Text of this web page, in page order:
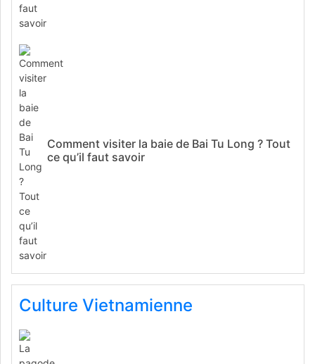
Comment visiter la baie de Bai Tu Long ? Tout
ce qu’il faut savoir
Culture Vietnamienne